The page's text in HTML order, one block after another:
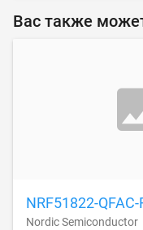
Вас также
NRF51822-QFAC-
Nordic Semiconductor